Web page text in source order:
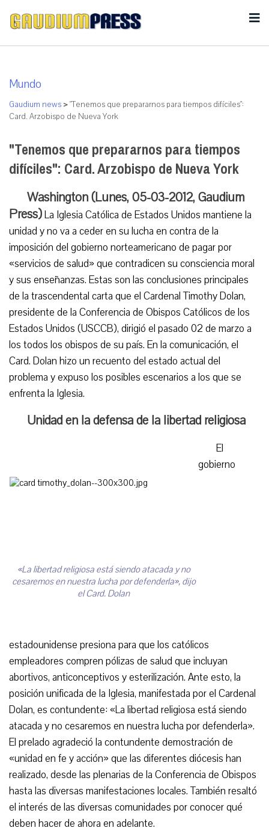
Mundo
Gaudium news >"Tenemos que prepararnos para tiempos difíciles":
Card. Arzobispo de Nueva York
"Tenemos que prepararnos para tiempos
difíciles": Card. Arzobispo de Nueva York
Washington (Lunes, 05-03-2012, Gaudium
Press)La Iglesia Católica de Estados Unidos mantiene la
unidad y no va a ceder en su lucha en contra de la
imposición del gobierno norteamericano de pagar por
«servicios de salud» que contradicen su consciencia moral
y sus enseñanzas. Estas son las conclusiones principales
de la trascendental carta que el Cardenal Timothy Dolan,
presidente de la Conferencia de Obispos Católicos de los
Estados Unidos (USCCB), dirigió el pasado 02 de marzo a
los todos los obispos de su país. En la comunicación, el
Card. Dolan hizo un recuento del estado actual del
problema y expuso los posibles escenarios a los que se
enfrenta la Iglesia.
Unidad en la defensa de la libertad religiosa
«La libertad religiosa está siendo atacada y no
cesaremos en nuestra lucha por defenderla», dijo
el Card. Dolan
El
gobierno
estadounidense presiona para que los católicos
empleadores compren pólizas de salud que incluyan
abortivos, anticonceptivos y esterilización. Ante esto, la
posición unificada de la Iglesia, manifestada por el Cardenal
Dolan, es contundente: «La libertad religiosa está siendo
atacada y no cesaremos en nuestra lucha por defenderla».
El prelado agradeció la contundente demostración de
«unidad en fe y acción» que las diferentes diócesis han
realizado, desde las plenarias de la Conferencia de Obispos
hasta las diversas manifestaciones locales. También resaltó
el interés de las diversas comunidades por conocer qué
deben hacer de ahora en adelante.